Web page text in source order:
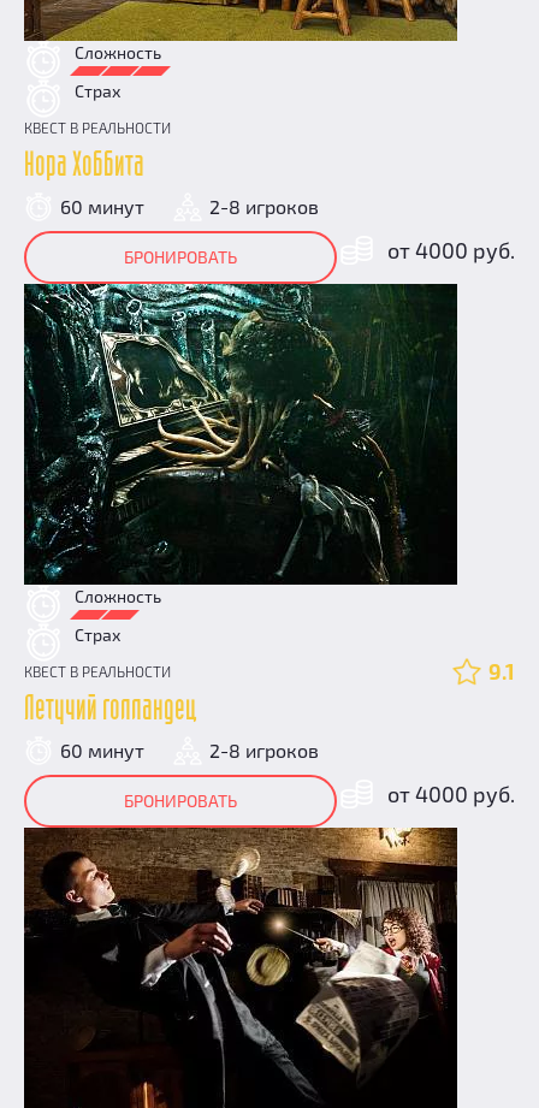
Сложность
Страх
КВЕСТ В РЕАЛЬНОСТИ
Нора Хоббита
60 минут 2-8 игроков
от 4000 руб.
БРОНИРОВАТЬ
Сложность
Страх
КВЕСТ В РЕАЛЬНОСТИ 9.1
Летучий голландец
60 минут 2-8 игроков
от 4000 руб.
БРОНИРОВАТЬ